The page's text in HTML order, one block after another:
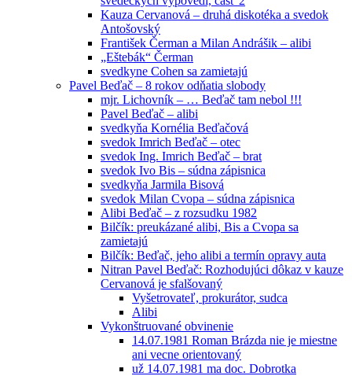
Kauza Cervanová – druhá diskotéka a svedok
Antošovský
František Čerman a Milan Andrášik – alibi
„Eštebák“ Čerman
svedkyne Cohen sa zamietajú
Pavel Beďač – 8 rokov odňatia slobody
mjr. Lichovník – … Beďač tam nebol !!!
Pavel Beďač – alibi
svedkyňa Kornélia Beďačová
svedok Imrich Beďač – otec
svedok Ing. Imrich Beďač – brat
svedok Ivo Bis – súdna zápisnica
svedkyňa Jarmila Bisová
svedok Milan Cvopa – súdna zápisnica
Alibi Beďač – z rozsudku 1982
Bilčík: preukázané alibi, Bis a Cvopa sa
zamietajú
Bilčík: Beďač, jeho alibi a termín opravy auta
Nitran Pavel Beďač: Rozhodujúci dôkaz v kauze
Cervanová je sfalšovaný
Vyšetrovateľ, prokurátor, sudca
Alibi
Vykonštruované obvinenie
14.07.1981 Roman Brázda nie je miestne
ani vecne orientovaný
už 14.07.1981 ma doc. Dobrotka